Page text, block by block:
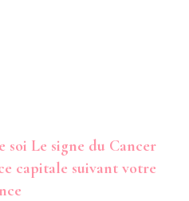
soi Le signe du Cancer
capitale suivant votre